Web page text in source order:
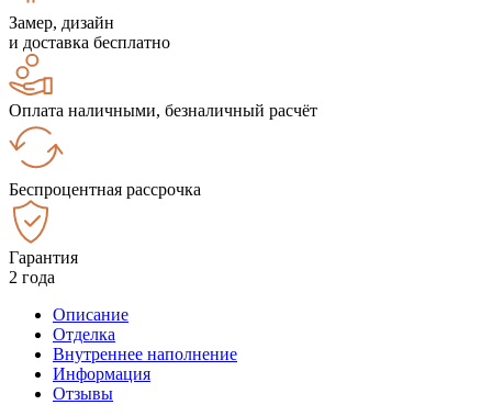
Замер, дизайн
и доставка бесплатно
Оплата наличными, безналичный расчёт
Беспроцентная рассрочка
Гарантия
2 года
Описание
Отделка
Внутреннее наполнение
Информация
Отзывы